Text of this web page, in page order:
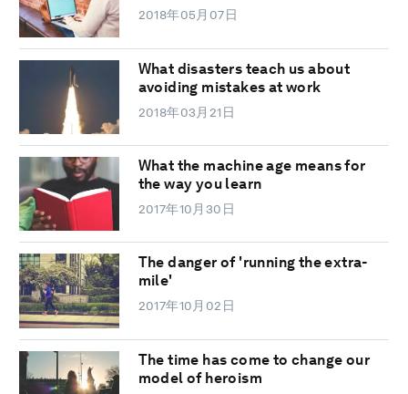
2018年05月07日
What disasters teach us about
avoiding mistakes at work
2018年03月21日
What the machine age means for
the way you learn
2017年10月30日
The danger of 'running the extra-
mile'
2017年10月02日
The time has come to change our
model of heroism